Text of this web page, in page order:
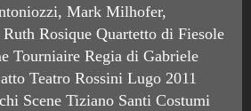
Mark Milhofer,
Rosique Quartetto di Fiesole
Tourniaire Regia di Gabriele
Teatro Rossini Lugo 2011
Scene Tiziano Santi Costumi